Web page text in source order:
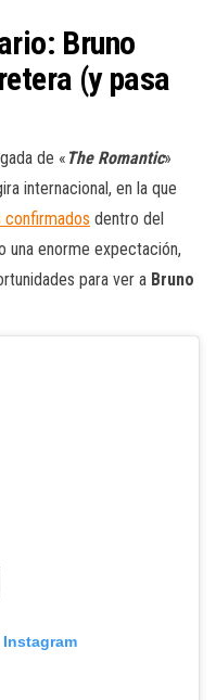
Bruno
(y pasa
de « The Romantic»
internacional, en la que
confirmados dentro del
una enorme expectación,
para ver a Bruno